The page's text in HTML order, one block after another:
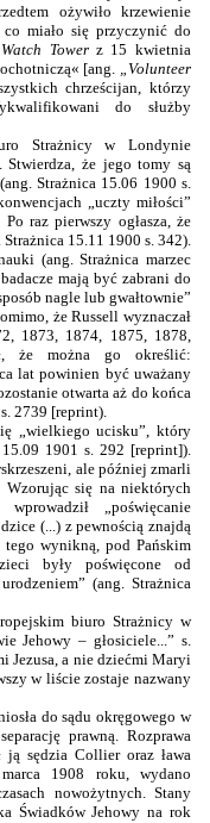
ożywiło krzewienie
miało się przyczynić do
Watch Towerz 15 kwietnia
[ang. „Volunteer
chrześcijan, którzy
do służby
Strażnicy w Londynie
Stwierdza, że jego tomy są
Strażnica 15.06 1900 s.
„uczty miłości”
raz pierwszy ogłasza, że
Strażnica 15.11 1900 s. 342).
(ang. Strażnica marzec
mają być zabrani do
nagle lub gwałtownie”
że Russell wyznaczał
1873, 1874, 1875, 1878,
że można go określić:
lat powinien być uważany
otwarta aż do końca
2739 [reprint).
„wielkiego ucisku”, który
1901 s. 292 [reprint]).
ale później zmarli
Wzorując się na niektórych
„poświęcanie
(...) z pewnością znajdą
tego wynikną, pod Pańskim
były poświęcone od
(ang. Strażnica
biuro Strażnicy w
Jehowy – głosiciele...” s.
Jezusa, a nie dziećmi Maryi
w liście zostaje nazwany
do sądu okręgowego w
prawną. Rozprawa
sędzia Collier oraz ława
1908 roku, wydano
nowożytnych. Stany
Świadków Jehowy na rok